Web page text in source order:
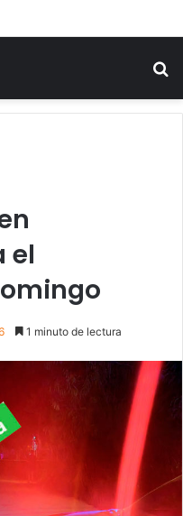
auto en Tulum
el
1 minuto de lectura